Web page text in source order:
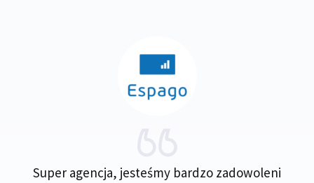
Super agencja, jesteśmy bardzo zadowoleni